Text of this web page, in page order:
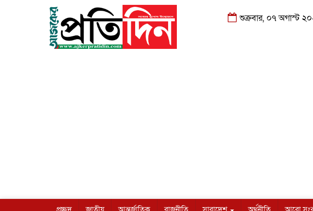
শুক্রবার, ০৭ অগাস্ট